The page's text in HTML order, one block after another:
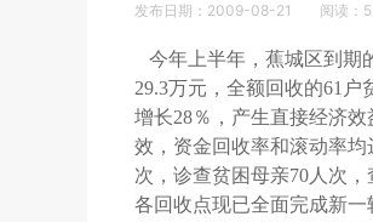
发布日期：2009-08-21 阅读：
今年上半年，蕉城区到期
29.3万元，全额回收的61 户
增长28％，产生直接经济效
效，资金回收率和滚动率均
次，诊查贫困母亲70 人次
各回收点现已全面完成新